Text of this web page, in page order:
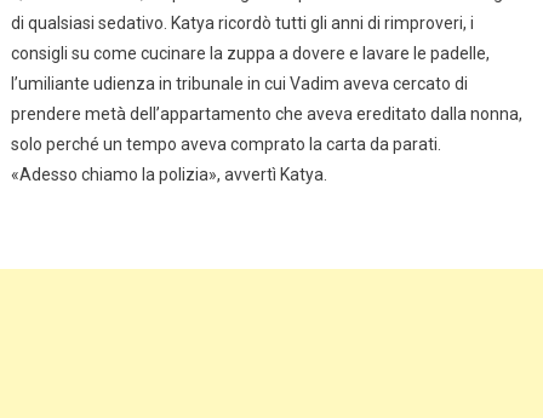
di qualsiasi sedativo. Katya ricordò tutti gli anni di rimproveri, i
consigli su come cucinare la zuppa a dovere e lavare le padelle,
l’umiliante udienza in tribunale in cui Vadim aveva cercato di
prendere metà dell’appartamento che aveva ereditato dalla nonna,
solo perché un tempo aveva comprato la carta da parati.
«Adesso chiamo la polizia», avvertì Katya.